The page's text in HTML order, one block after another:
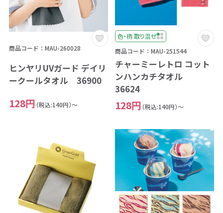
商品コード：MAU-260028
ヒンヤリUVガード デイリ
ークールタオル 36900
128円 （税込:140円）～
色・柄 取り混ぜ
商品コード：MAU-251544
チャーミーレトロ コット
ンハンカチタオル
36624
128円 （税込:140円）～